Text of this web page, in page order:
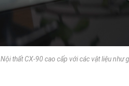
Nội thất CX-90 cao cấp với các vật liệu như